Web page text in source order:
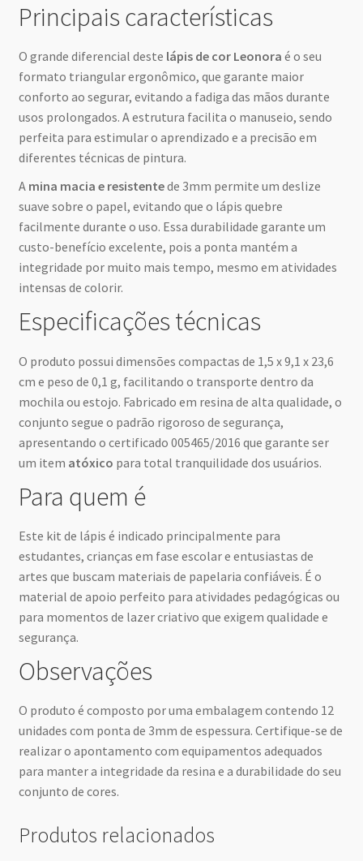
Principais características
O grande diferencial deste lápis de cor Leonora é o seu
formato triangular ergonômico, que garante maior
conforto ao segurar, evitando a fadiga das mãos durante
usos prolongados. A estrutura facilita o manuseio, sendo
perfeita para estimular o aprendizado e a precisão em
diferentes técnicas de pintura.
A mina macia e resistentede 3mm permite um deslize
suave sobre o papel, evitando que o lápis quebre
facilmente durante o uso. Essa durabilidade garante um
custo-benefício excelente, pois a ponta mantém a
integridade por muito mais tempo, mesmo em atividades
intensas de colorir.
Especificações técnicas
O produto possui dimensões compactas de 1,5 x 9,1 x 23,6
cm e peso de 0,1 g, facilitando o transporte dentro da
mochila ou estojo. Fabricado em resina de alta qualidade, o
conjunto segue o padrão rigoroso de segurança,
apresentando o certificado 005465/2016 que garante ser
um item atóxico para total tranquilidade dos usuários.
Para quem é
Este kit de lápis é indicado principalmente para
estudantes, crianças em fase escolar e entusiastas de
artes que buscam materiais de papelaria confiáveis. É o
material de apoio perfeito para atividades pedagógicas ou
para momentos de lazer criativo que exigem qualidade e
segurança.
Observações
O produto é composto por uma embalagem contendo 12
unidades com ponta de 3mm de espessura. Certifique-se de
realizar o apontamento com equipamentos adequados
para manter a integridade da resina e a durabilidade do seu
conjunto de cores.
Produtos relacionados